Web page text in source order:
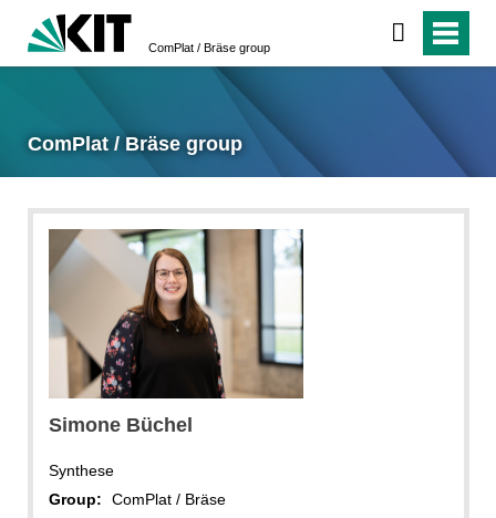
ComPlat / Bräse group
ComPlat / Bräse group
Simone Büchel
Synthese
Group:
ComPlat / Bräse